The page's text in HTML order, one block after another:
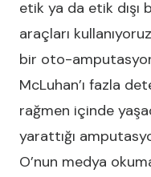
etik ya da etik
araçları kullanıyoruz
bir oto-
McLuhan’ı fazla
rağmen içinde
yarattığı
O’nun medya